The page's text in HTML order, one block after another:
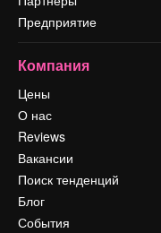
Предприятие
Компания
Цены
О нас
Reviews
Вакансии
Поиск тенденций
Блог
События